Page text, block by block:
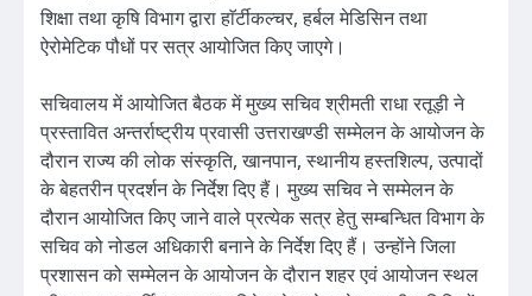
शिक्षा तथा कृषि विभाग द्वारा हाॅर्टीकल्चर, हर्बल मेडिसिन तथा
ऐरोमेटिक पौधों पर सत्र आयोजित किए जाएगे।
सचिवालय में आयोजित बैठक में मुख्य सचिव श्रीमती राधा रतूड़ी ने
प्रस्तावित अन्तर्राष्ट्रीय प्रवासी उत्तराखण्डी सम्मेलन के आयोजन के
दौरान राज्य की लोक संस्कृति, खानपान, स्थानीय हस्तशिल्प, उत्पादों
के बेहतरीन प्रदर्शन के निर्देश दिए हैं। मुख्य सचिव ने सम्मेलन के
दौरान आयोजित किए जाने वाले प्रत्येक सत्र हेतु सम्बन्धित विभाग के
सचिव को नोडल अधिकारी बनाने के निर्देश दिए हैं। उन्होंने जिला
प्रशासन को सम्मेलन के आयोजन के दौरान शहर एवं आयोजन स्थल